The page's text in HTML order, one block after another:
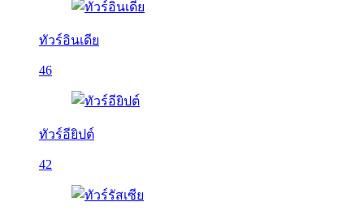
ทัวร์อินเดีย
46
ทัวร์อียิปต์
42